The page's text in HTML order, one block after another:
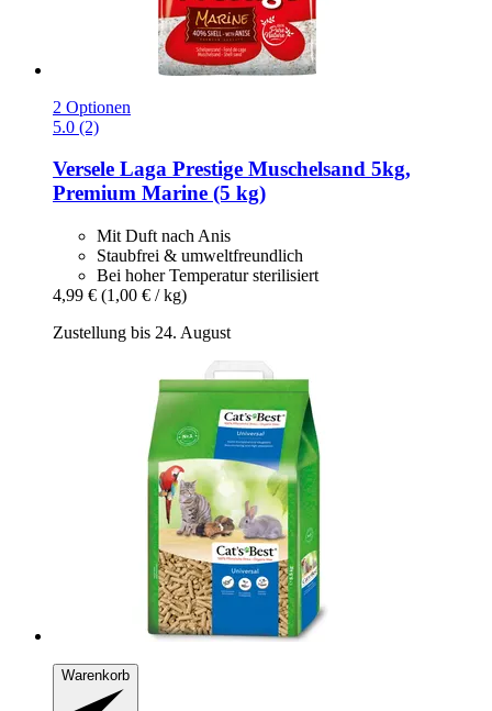
2 Optionen
5.0 (2)
Versele Laga Prestige Muschelsand 5kg,
Premium Marine (5 kg)
Mit Duft nach Anis
Staubfrei & umweltfreundlich
Bei hoher Temperatur sterilisiert
4,99 € (1,00 € / kg)
Zustellung bis 24. August
Warenkorb